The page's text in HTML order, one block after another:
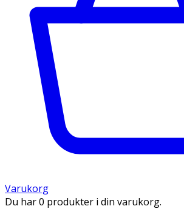
Varukorg
Du har 0 produkter i din varukorg.